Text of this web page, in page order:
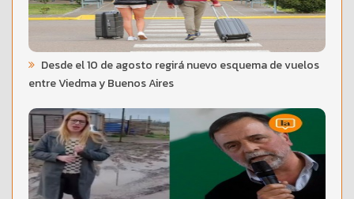
Desde el 10 de agosto regirá nuevo esquema de vuelos
entre Viedma y Buenos Aires